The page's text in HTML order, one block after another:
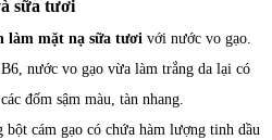
sữa tươi
làm mặt nạ sữa tươi với nước vo gạo.
nước vo gạo vừa làm trắng da lại có
đốm sậm màu, tàn nhang.
cám gạo có chứa hàm lượng tinh dầu